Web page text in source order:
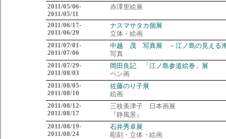
2011/05/06-
2011/05/11
赤澤里絵展
2011/06/17-
2011/06/29
ナスマサタカ個展
立体・絵画
2011/07/01-
2011/07/06
中越 茂 写真展 －江ノ島の見える
写真
2011/07/29-
2011/08/03
岡田良記 「江ノ島参道絵巻」展
ペン画
2011/08/05-
2011/08/10
佐藤のり子展
絵画
2011/08/12-
2011/08/17
三枝美津子 日本画展
『静風景』
2011/08/19-
2011/08/24
石井秀卓展
彫刻・立体・絵画